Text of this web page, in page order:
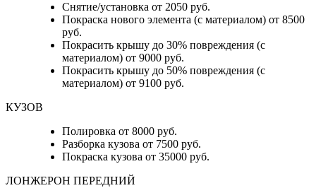
Снятие/установка от 2050 руб.
Покраска нового элемента (с материалом) от 8500
руб.
Покрасить крышу до 30% повреждения (с
материалом) от 9000 руб.
Покрасить крышу до 50% повреждения (с
материалом) от 9100 руб.
КУЗОВ
Полировка от 8000 руб.
Разборка кузова от 7500 руб.
Покраска кузова от 35000 руб.
ЛОНЖЕРОН ПЕРЕДНИЙ